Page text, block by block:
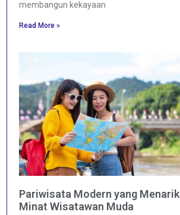
membangun kekayaan
Read More »
Pariwisata Modern yang Menarik
Minat Wisatawan Muda